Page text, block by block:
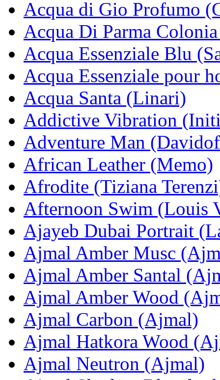
Acqua di Gio Profumo
Acqua Di Parma
Acqua Essenziale Blu
Acqua Essenziale pour
Acqua Santa (Linari)
Addictive Vibration
Adventure Man
African Leather (Memo)
Afrodite (Tiziana
Afternoon Swim (Louis
Ajayeb Dubai Portrait
Ajmal Amber Musc
Ajmal Amber Santal
Ajmal Amber Wood
Ajmal Carbon (Ajmal)
Ajmal Hatkora Wood
Ajmal Neutron (Ajmal)